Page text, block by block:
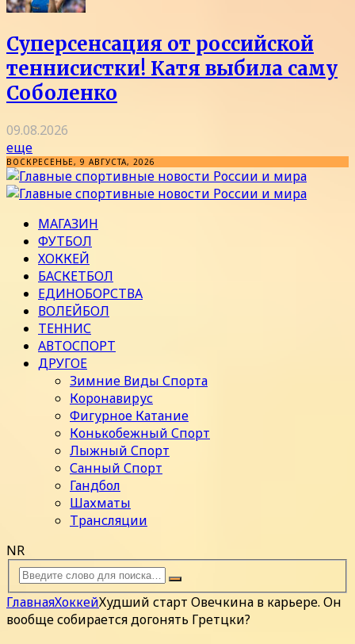
Суперсенсация от российской
теннисистки! Катя выбила саму
Соболенко
09.08.2026
еще
ВОСКРЕСЕНЬЕ, 9 АВГУСТА, 2026
МАГАЗИН
ФУТБОЛ
ХОККЕЙ
БАСКЕТБОЛ
ЕДИНОБОРСТВА
ВОЛЕЙБОЛ
ТЕННИС
АВТОСПОРТ
ДРУГОЕ
Зимние Виды Спорта
Коронавирус
Фигурное Катание
Конькобежный Спорт
Лыжный Спорт
Санный Спорт
Гандбол
Шахматы
Трансляции
NR
ГлавнаяХоккейХудший старт Овечкина в карьере. Он
вообще собирается догонять Гретцки?